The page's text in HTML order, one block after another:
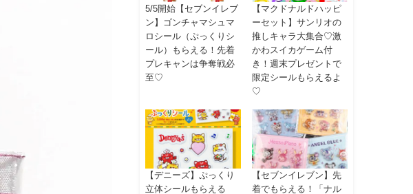
5/5開始【セブンイレブ
ン】ゴンチャマシュマ
ロシール（ぷっくりシ
ール）もらえる！先着
プレキャンは争奪戦必
至♡
【マクドナルドハッピ
ーセット】サンリオの
推しキャラ大集合♡激
かわスイカゲーム付
き！週末プレゼントで
限定シールもらえるよ
♡
【デニーズ】ぷっくり
立体シールもらえる
【セブンイレブン】先
着でもらえる！「ナル